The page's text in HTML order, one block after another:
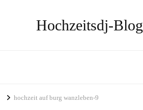
Hochzeitsdj-Blog
hochzeit auf burg wanzleben-9